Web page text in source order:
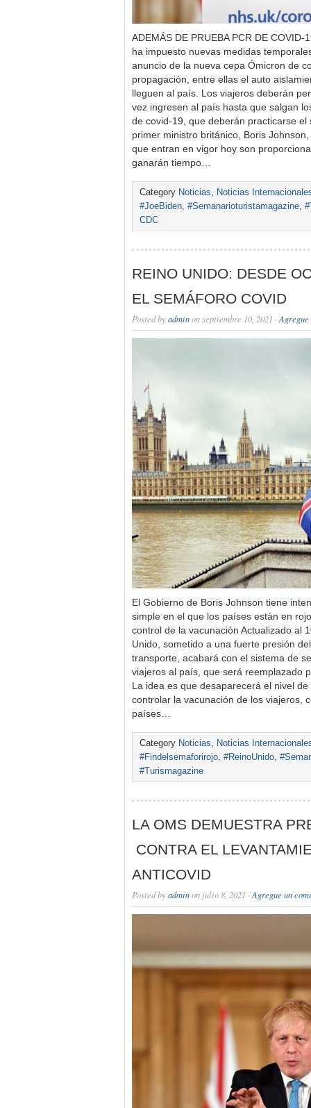
ADEMÁS DE PRUEBA PCR DE
ha impuesto nuevas medidas
anuncio de la nueva cepa Ómicron de
propagación, entre ellas el auto
lleguen al país. Los viajeros deberán
vez ingresen al país hasta que salgan
de covid-19, que deberán practicarse
primer ministro británico, Boris
que entran en vigor hoy son
ganarán tiempo…
Category Noticias, Noticias
#JoeBiden, #Semanarioturistamagazine,
CDC
REINO UNIDO: DESDE
EL SEMÁFORO COVID
Posted byadminon septiembre 10, 2021 ·
El Gobierno de Boris Johnson tiene
simple en el que los países están en
control de la vacunación Actualizado al
Unido, sometido a una fuerte presión
transporte, acabará con el sistema de
viajeros al país, que será reemplazado
La idea es que desaparecerá el nivel
controlar la vacunación de los viajeros,
países…
Category Noticias, Noticias
#Findelsemaforirojo, #ReinoUnido,
#Turismagazine
LA OMS DEMUESTRA
CONTRA EL
ANTICOVID
Posted byadminon julio 8, 2021 · Agregue un